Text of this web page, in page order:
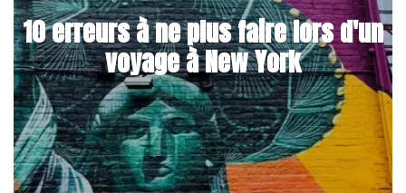
10 erreurs à ne plus faire lors d'un
voyage à New York